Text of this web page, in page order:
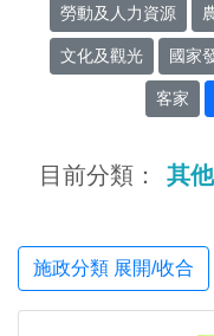
勞動及人力資源
文化及觀光 國家
客家
目前分類： 其
施政分類 展開/收合